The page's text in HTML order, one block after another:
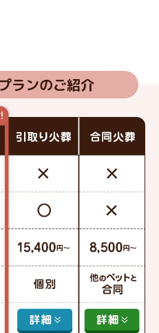
ランのご紹介